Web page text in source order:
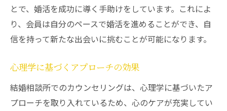
とで、婚活を成功に導く手助けをしています。これによ
り、会員は自分のペースで婚活を進めることができ、自
信を持って新たな出会いに挑むことが可能になります。
心理学に基づくアプローチの効果
結婚相談所でのカウンセリングは、心理学に基づいたア
プローチを取り入れているため、心のケアが充実してい